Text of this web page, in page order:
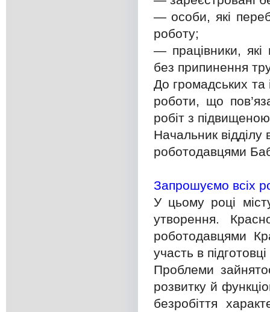
— особи, які
роботу;
— працівники, які
без припинення
До громадських та
роботи, що
робіт з
Начальник відділу
роботодавцями
Запрошуємо всіх
У цьому році
утворення.
роботодавцями
участь в
Проблеми
розвитку й
безробіття